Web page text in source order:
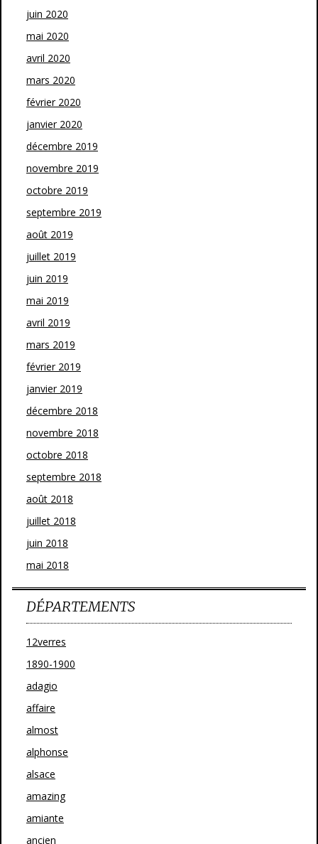
juin 2020
mai 2020
avril 2020
mars 2020
février 2020
janvier 2020
décembre 2019
novembre 2019
octobre 2019
septembre 2019
août 2019
juillet 2019
juin 2019
mai 2019
avril 2019
mars 2019
février 2019
janvier 2019
décembre 2018
novembre 2018
octobre 2018
septembre 2018
août 2018
juillet 2018
juin 2018
mai 2018
DÉPARTEMENTS
12verres
1890-1900
adagio
affaire
almost
alphonse
alsace
amazing
amiante
ancien